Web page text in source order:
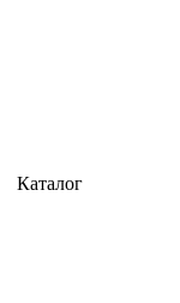
Каталог